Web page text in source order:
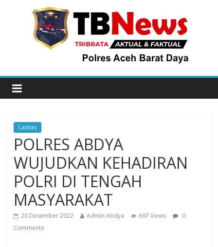
Lantas
POLRES ABDYA
WUJUDKAN KEHADIRAN
POLRI DI TENGAH
MASYARAKAT
20 Desember 2022 Admin Abdya 697 Views
0
Comments